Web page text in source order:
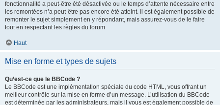
fonctionnalité a peut-être été désactivée ou le temps d’attente nécessaire entre
les remontées n’a peut-être pas encore été atteint. Il est également possible de
remonter le sujet simplement en y répondant, mais assurez-vous de le faire
tout en respectant les règles du forum.
Haut
Mise en forme et types de sujets
Qu’est-ce que le BBCode ?
Le BBCode est une implémentation spéciale du code HTML, vous offrant un
meilleur contrôle sur la mise en forme d’un message. L’utilisation du BBCode
est déterminée par les administrateurs, mais il vous est également possible de